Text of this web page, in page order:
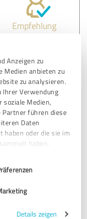
Anzeigen zu
Medien anbieten zu
zu analysieren.
Ihrer Verwendung
soziale Medien,
Partner führen diese
Daten
haben oder die sie im
haben.
Details zeigen
Empfehlung
Angebot
am